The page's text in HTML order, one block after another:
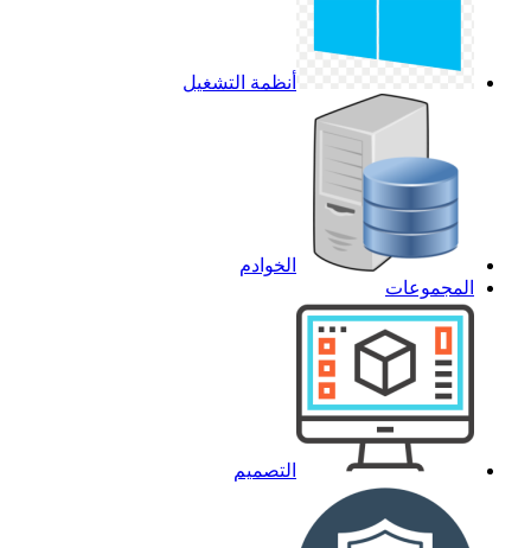
أنظمة التشغيل
الخوادم
المجموعات
التصميم